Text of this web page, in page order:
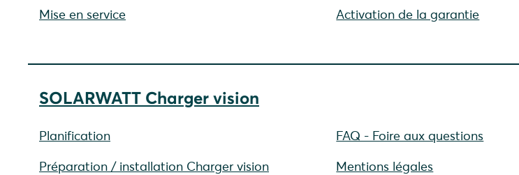
Mise en service
Activation de la garantie
SOLARWATT Charger vision
Planification
Préparation / installation Charger vision
FAQ - Foire aux questions
Mentions légales